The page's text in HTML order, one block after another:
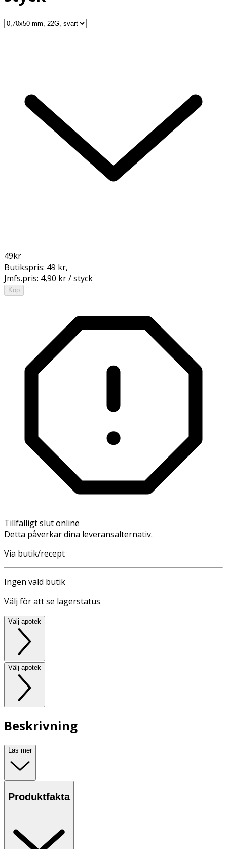
49kr
Butikspris: 49 kr,
Jmfs.pris: 4,90 kr / styck
Köp
Tillfälligt slut online
Detta påverkar dina leveransalternativ.
Via butik/recept
Ingen vald butik
Välj för att se lagerstatus
Välj apotek
Välj apotek
Beskrivning
Läs mer
Produktfakta